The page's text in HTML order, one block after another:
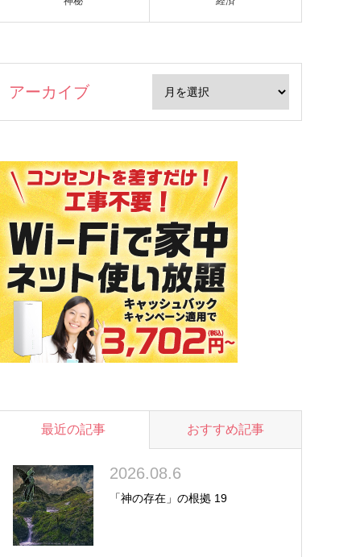
アーカイブ
最近の記事 おすすめ記事
2026.08.6
「神の存在」の根拠 19